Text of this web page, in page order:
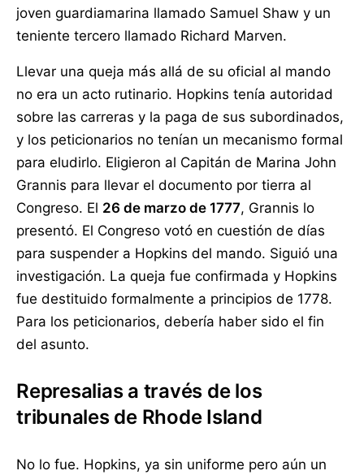
joven guardiamarina llamado Samuel Shaw y un
teniente tercero llamado Richard Marven.
Llevar una queja más allá de su oficial al mando
no era un acto rutinario. Hopkins tenía autoridad
sobre las carreras y la paga de sus subordinados,
y los peticionarios no tenían un mecanismo formal
para eludirlo. Eligieron al Capitán de Marina John
Grannis para llevar el documento por tierra al
Congreso. El 26 de marzo de 1777, Grannis lo
presentó. El Congreso votó en cuestión de días
para suspender a Hopkins del mando. Siguió una
investigación. La queja fue confirmada y Hopkins
fue destituido formalmente a principios de 1778.
Para los peticionarios, debería haber sido el fin
del asunto.
Represalias a través de los
tribunales de Rhode Island
No lo fue. Hopkins, ya sin uniforme pero aún un